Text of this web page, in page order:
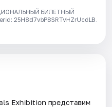
БИЛЕТНЫЙ
25H8d7vbP8SRTvHZrUcdLB.
Exhibition представим